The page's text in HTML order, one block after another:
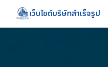
เว็บไซต์บริษัทสำเร็จรูป